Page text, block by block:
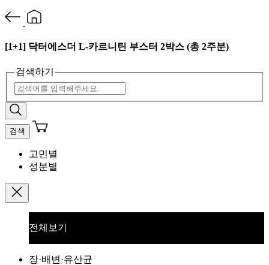
[1+1] 닥터에스더 L-카르니틴 부스터 2박스 (총 2주분)
검색하기
검색
고민별
성분별
전체보기
장·배변·유산균